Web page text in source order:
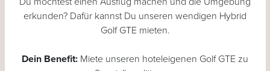
erkunden? Dafür kannst Du unseren wendigen Hybrid
Golf GTE mieten.
Dein Benefit: Miete unseren hoteleigenen Golf GTE zu